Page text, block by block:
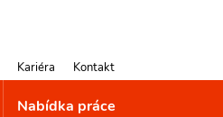
Kariéra Kontakt
Nabídka práce